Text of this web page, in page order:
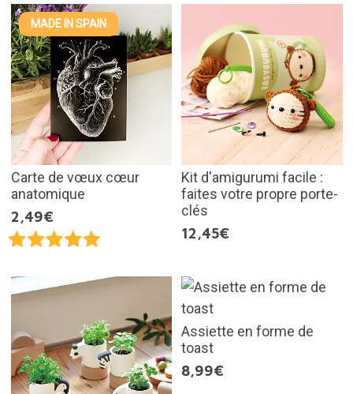
MADE IN SPAIN
Carte de vœux cœur
anatomique
2,49€
Kit d'amigurumi facile :
faites votre propre porte-
clés
12,45€
Assiette en forme de
toast
8,99€